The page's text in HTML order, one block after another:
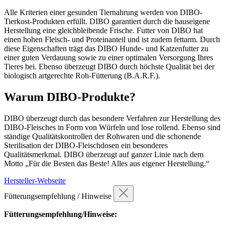
Alle Kriterien einer gesunden Tiernahrung werden von DIBO-
Tierkost-Produkten erfüllt. DIBO garantiert durch die hauseigene
Herstellung eine gleichbleibende Frische. Futter von DIBO hat
einen hohen Fleisch- und Proteinanteil und ist zudem fettarm. Durch
diese Eigenschaften trägt das DIBO Hunde- und Katzenfutter zu
einer guten Verdauung sowie zu einer optimalen Versorgung Ihres
Tieres bei. Ebenso überzeugt DIBO durch höchste Qualität bei der
biologisch artgerechte Roh-Fütterung (B.A.R.F.).
Warum DIBO-Produkte?
DIBO überzeugt durch das besondere Verfahren zur Herstellung des
DIBO-Fleisches in Form von Würfeln und lose rollend. Ebenso sind
ständige Qualitätskontrollen der Rohwaren und die schonende
Sterilisation der DIBO-Fleischdosen ein besonderes
Qualitätsmerkmal. DIBO überzeugt auf ganzer Linie nach dem
Motto „Für die Besten das Beste! Alles aus eigener Herstellung.“
Hersteller-Webseite
Fütterungsempfehlung / Hinweise
Fütterungsempfehlung/Hinweise: